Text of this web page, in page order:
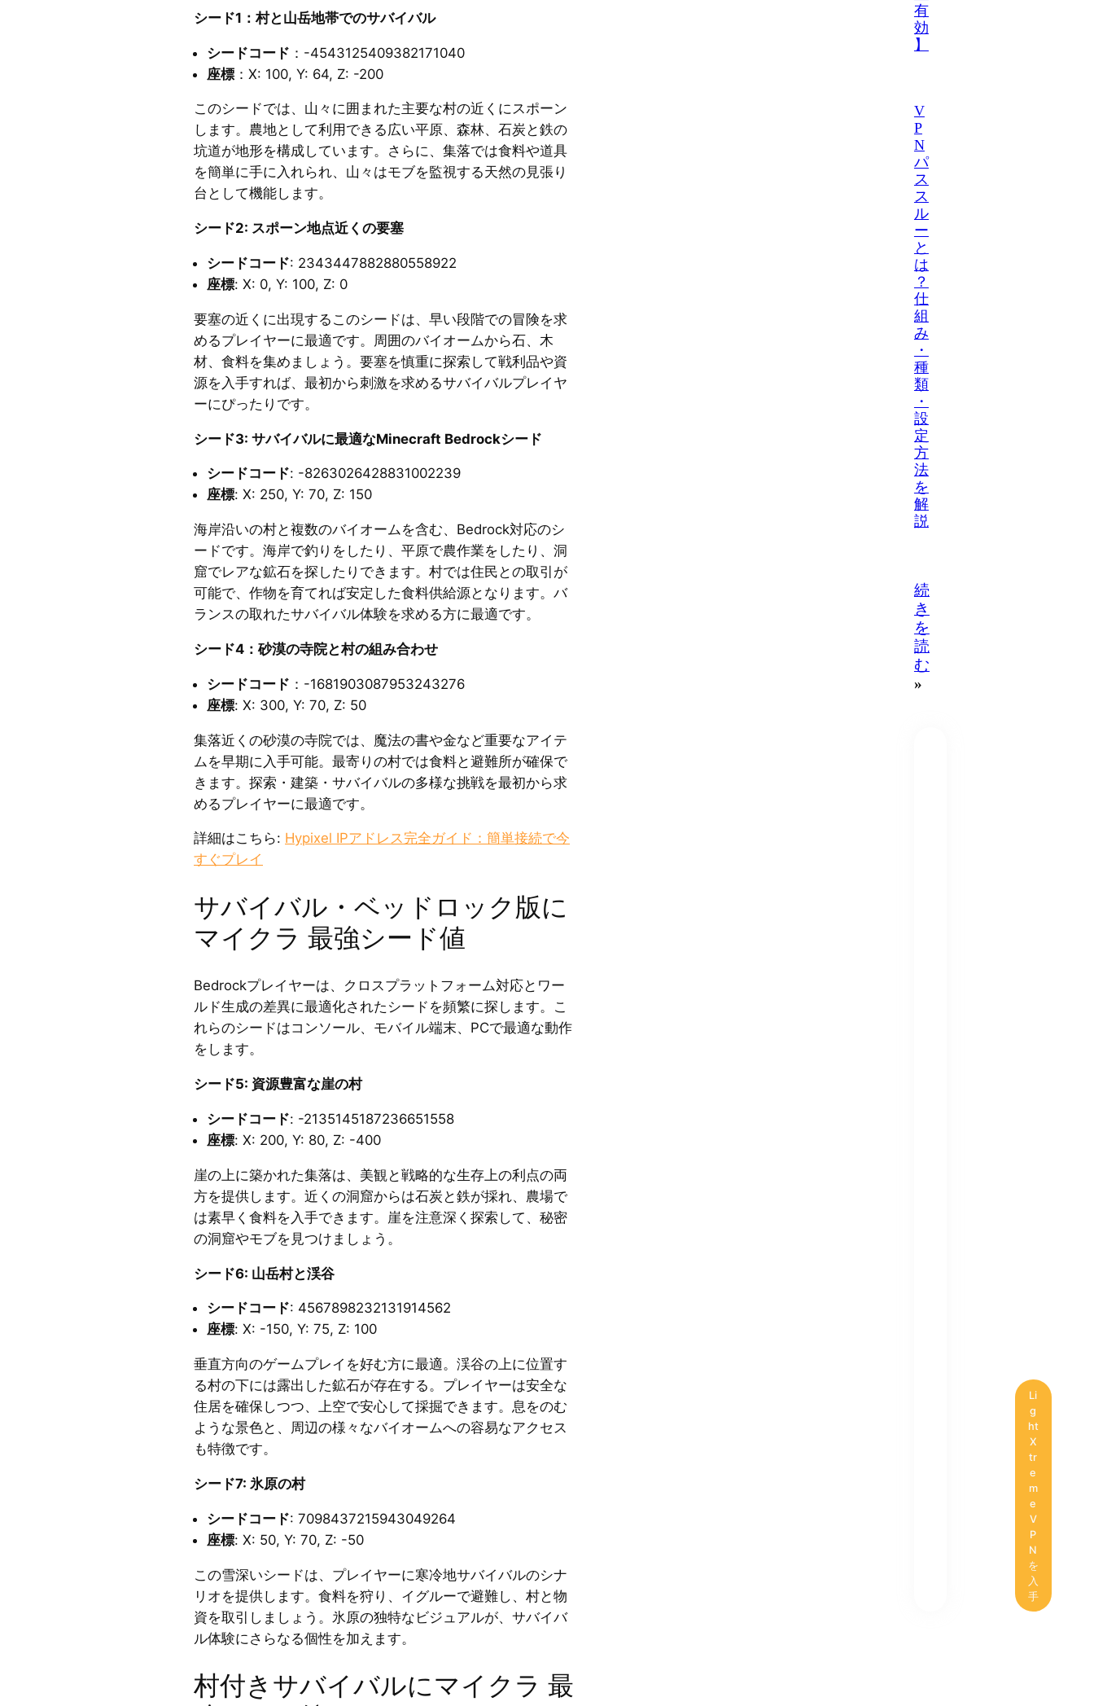
シード1：村と山岳地帯でのサバイバル
シードコード ：-4543125409382171040
座標 ：X: 100, Y: 64, Z: -200
このシードでは、山々に囲まれた主要な村の近くにスポーン
します。農地として利用できる広い平原、森林、石炭と鉄の
坑道が地形を構成しています。さらに、集落では食料や道具
を簡単に手に入れられ、山々はモブを監視する天然の見張り
台として機能します。
シード2: スポーン地点近くの要塞
シードコード: 2343447882880558922
座標: X: 0, Y: 100, Z: 0
要塞の近くに出現するこのシードは、早い段階での冒険を求
めるプレイヤーに最適です。周囲のバイオームから石、木
材、食料を集めましょう。要塞を慎重に探索して戦利品や資
源を入手すれば、最初から刺激を求めるサバイバルプレイヤ
ーにぴったりです。
シード3: サバイバルに最適なMinecraft Bedrockシード
シードコード: -8263026428831002239
座標: X: 250, Y: 70, Z: 150
海岸沿いの村と複数のバイオームを含む、Bedrock対応のシ
ードです。海岸で釣りをしたり、平原で農作業をしたり、洞
窟でレアな鉱石を探したりできます。村では住民との取引が
可能で、作物を育てれば安定した食料供給源となります。バ
ランスの取れたサバイバル体験を求める方に最適です。
シード4：砂漠の寺院と村の組み合わせ
シードコード ：-1681903087953243276
座標: X: 300, Y: 70, Z: 50
集落近くの砂漠の寺院では、魔法の書や金など重要なアイテ
ムを早期に入手可能。最寄りの村では食料と避難所が確保で
きます。探索・建築・サバイバルの多様な挑戦を最初から求
めるプレイヤーに最適です。
詳細はこちら: Hypixel IPアドレス完全ガイド：簡単接続で今
すぐプレイ
サバイバル・ベッドロック版に
マイクラ 最強シード値
Bedrockプレイヤーは、クロスプラットフォーム対応とワー
ルド生成の差異に最適化されたシードを頻繁に探します。こ
れらのシードはコンソール、モバイル端末、PCで最適な動作
をします。
シード5: 資源豊富な崖の村
シードコード: -2135145187236651558
座標: X: 200, Y: 80, Z: -400
崖の上に築かれた集落は、美観と戦略的な生存上の利点の両
方を提供します。近くの洞窟からは石炭と鉄が採れ、農場で
は素早く食料を入手できます。崖を注意深く探索して、秘密
の洞窟やモブを見つけましょう。
シード6: 山岳村と渓谷
シードコード: 4567898232131914562
座標: X: -150, Y: 75, Z: 100
垂直方向のゲームプレイを好む方に最適。渓谷の上に位置す
る村の下には露出した鉱石が存在する。プレイヤーは安全な
住居を確保しつつ、上空で安心して採掘できます。息をのむ
ような景色と、周辺の様々なバイオームへの容易なアクセス
も特徴です。
シード7: 氷原の村
シードコード: 7098437215943049264
座標: X: 50, Y: 70, Z: -50
この雪深いシードは、プレイヤーに寒冷地サバイバルのシナ
リオを提供します。食料を狩り、イグルーで避難し、村と物
資を取引しましょう。氷原の独特なビジュアルが、サバイバ
ル体験にさらなる個性を加えます。
村付きサバイバルにマイクラ 最
有
効
】
V
P
N
パ
ス
ス
ル
ー
と
は
？
仕
組
み
・
種
類
・
設
定
方
法
を
解
説
続
き
を
読
む
»
Li
g
ht
X
tr
e
m
e
V
P
N
を
入
手